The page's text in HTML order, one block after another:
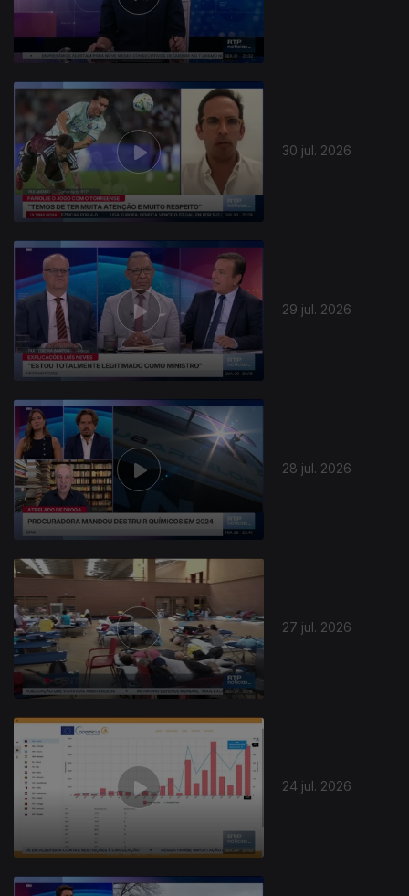
30 jul. 2026
29 jul. 2026
28 jul. 2026
27 jul. 2026
24 jul. 2026
944417